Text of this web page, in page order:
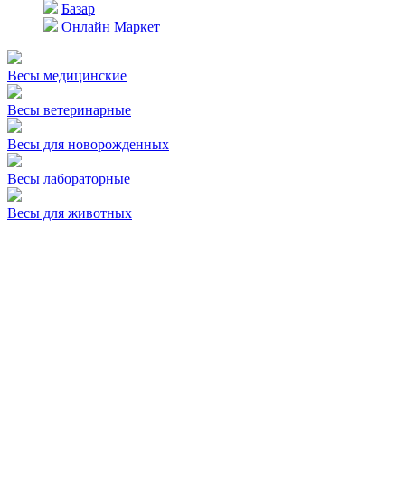
Базар
Онлайн Маркет
Весы медицинские
Весы ветеринарные
Весы для новорожденных
Весы лабораторные
Весы для животных